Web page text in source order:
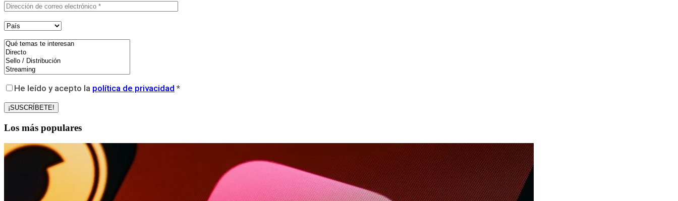
He leído y acepto la política de privacidad *
Los más populares